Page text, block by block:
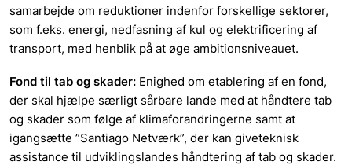
samarbejde om reduktioner indenfor forskellige sektorer,
som f.eks. energi, nedfasning af kul og elektrificering af
transport, med henblik på at øge ambitionsniveauet.
Fond til tab og skader: Enighed om etablering af en fond,
der skal hjælpe særligt sårbare lande med at håndtere tab
og skader som følge af klimaforandringerne samt at
igangsætte ”Santiago Netværk”, der kan giveteknisk
assistance til udviklingslandes håndtering af tab og skader.